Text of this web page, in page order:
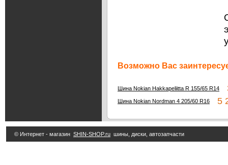
Возможно Вас
Шина Nokian Hakkapeliitta R 155/65 R14
Шина Nokian Nordman 4 205/60 R16 5
© Интернет - магазин SHIN-SHOP.ru шины, диски, автозапчасти